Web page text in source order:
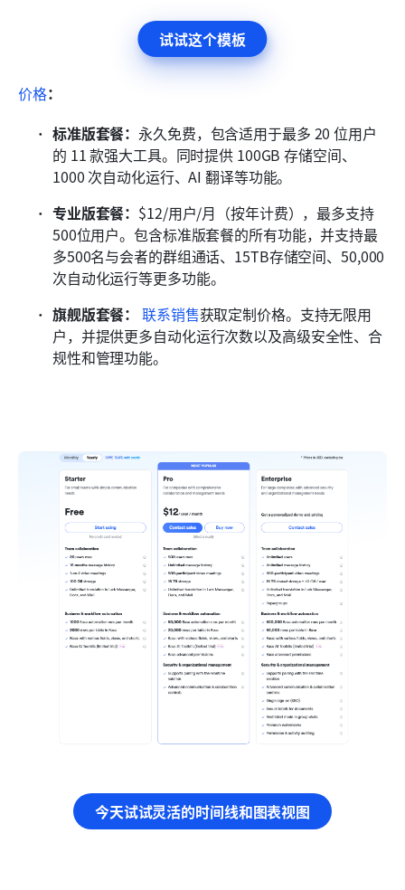
试试这个模板
价格：
标准版套餐： 永久免费，包含适用于最多 20 位用户
的 11 款强大工具。同时提供 100GB 存储空间、
1000 次自动化运行、AI 翻译等功能。
专业版套餐： $12/用户/月（按年计费），最多支持
500位用户。包含标准版套餐的所有功能，并支持最
多500名与会者的群组通话、15TB存储空间、50,000
次自动化运行等更多功能。
旗舰版套餐： 联系销售获取定制价格。支持无限用
户，并提供更多自动化运行次数以及高级安全性、合
规性和管理功能。
今天试试灵活的时间线和图表视图